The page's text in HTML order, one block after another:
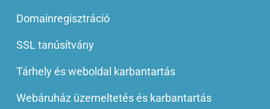
Domainregisztráció
SSL tanúsítvány
Tárhely és weboldal karbantartás
Webáruház üzemeltetés és karbantartás